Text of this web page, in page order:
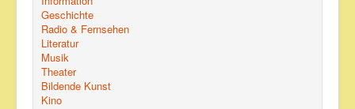
Geschichte
Radio & Fernsehen
Literatur
Musik
Theater
Bildende Kunst
Kino